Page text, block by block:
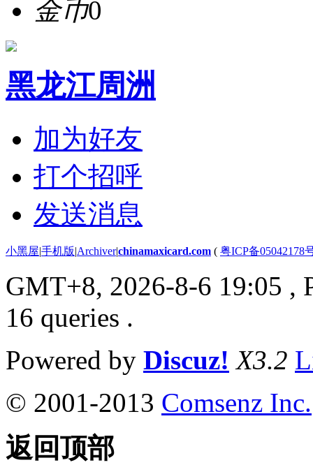
金币0
黑龙江周洲
加为好友
打个招呼
发送消息
小黑屋|手机版|Archiver|chinamaxicard.com ( 粤ICP备05042178
GMT+8, 2026-8-6 19:05 ,
16 queries .
Powered by Discuz! X3.2
© 2001-2013 Comsenz Inc.
返回顶部